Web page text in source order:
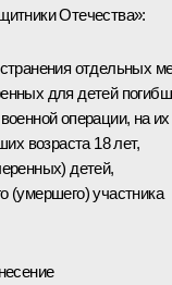
Отечества»:
отдельных
для детей
операции, на их
возраста 18 лет,
детей,
(умершего) участника